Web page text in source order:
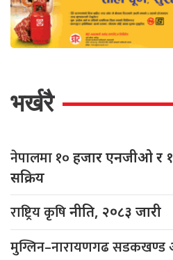
भर्खरै
नेपालमा १० हजार एनजीओ र
सक्रिय
राष्ट्रिय कृषिनीति, २०८३ जारी
मुग्लिन–नारायणगढ सडकखण्ड